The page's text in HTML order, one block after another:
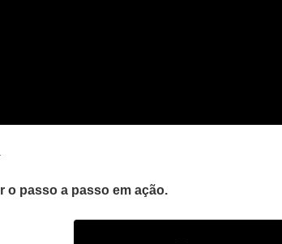
o passo a passo em ação.